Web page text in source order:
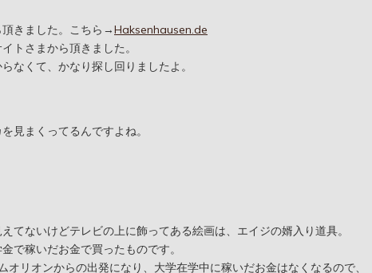
きました。こちら→Haksenhausen.de
トさまから頂きました。
なくて、かなり探し回りましたよ。
見まくってるんですよね。
てないけどテレビの上に飾ってある絵画は、エイジの婿入り道具。
で稼いだお金で買ったものです。
オリオンからの出発になり、大学在学中に稼いだお金はなくなるので、